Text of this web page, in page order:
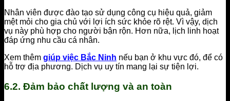
Nhân viên được đào tạo sử dụng công cụ hiệu quả, giảm
mệt mỏi cho gia chủ với lợi ích sức khỏe rõ rệt. Vì vậy, dịch
vụ này phù hợp cho người bận rộn. Hơn nữa, lịch linh hoạt
đáp ứng nhu cầu cá nhân.
Xem thêm giúp việc Bắc Ninh nếu bạn ở khu vực đó, để có
hỗ trợ địa phương. Dịch vụ uy tín mang lại sự tiện lợi.
6.2. Đảm bảo chất lượng và an toàn